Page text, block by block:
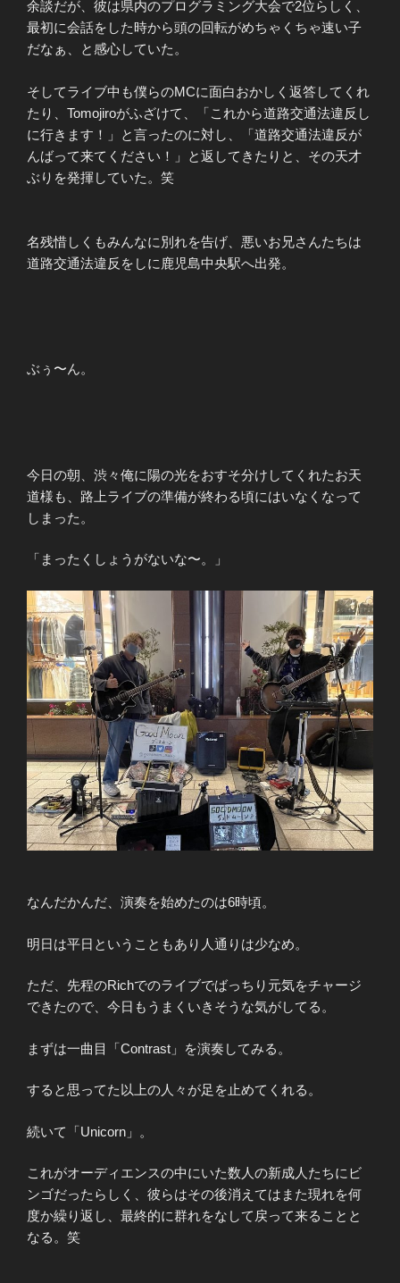
余談だが、彼は県内のプログラミング大会で2位らしく、
最初に会話をした時から頭の回転がめちゃくちゃ速い子
だなぁ、と感心していた。
そしてライブ中も僕らのMCに面白おかしく返答してくれ
たり、Tomojiroがふざけて、「これから道路交通法違反し
に行きます！」と言ったのに対し、「道路交通法違反が
んばって来てください！」と返してきたりと、その天才
ぶりを発揮していた。笑
名残惜しくもみんなに別れを告げ、悪いお兄さんたちは
道路交通法違反をしに鹿児島中央駅へ出発。
ぶぅ〜ん。
今日の朝、渋々俺に陽の光をおすそ分けしてくれたお天
道様も、路上ライブの準備が終わる頃にはいなくなって
しまった。
「まったくしょうがないな〜。」
なんだかんだ、演奏を始めたのは6時頃。
明日は平日ということもあり人通りは少なめ。
ただ、先程のRichでのライブでばっちり元気をチャージ
できたので、今日もうまくいきそうな気がしてる。
まずは一曲目「Contrast」を演奏してみる。
すると思ってた以上の人々が足を止めてくれる。
続いて「Unicorn」。
これがオーディエンスの中にいた数人の新成人たちにビ
ンゴだったらしく、彼らはその後消えてはまた現れを何
度か繰り返し、最終的に群れをなして戻って来ることと
なる。笑